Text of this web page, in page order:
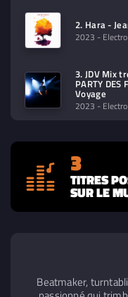
2. Hara -
2023 - Electro
3. JDV Mix
PARTY DES
Voyage
2023 - Electro
3
TITRES
SUR LE
Beatmaker,